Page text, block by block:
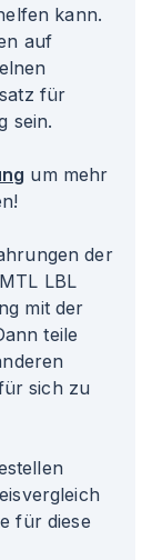
kann.
auf
für
sein.
um mehr
der
LBL
mit der
teile
sich zu
für diese